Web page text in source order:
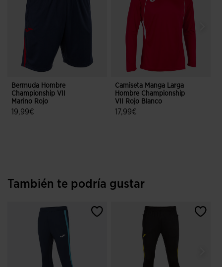
Bermuda Hombre
Championship VII
Marino Rojo
19,99€
Camiseta Manga Larga
Hombre Championship
VII Rojo Blanco
17,99€
También te podría gustar